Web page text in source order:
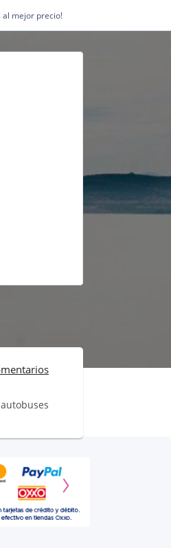
al mejor precio!